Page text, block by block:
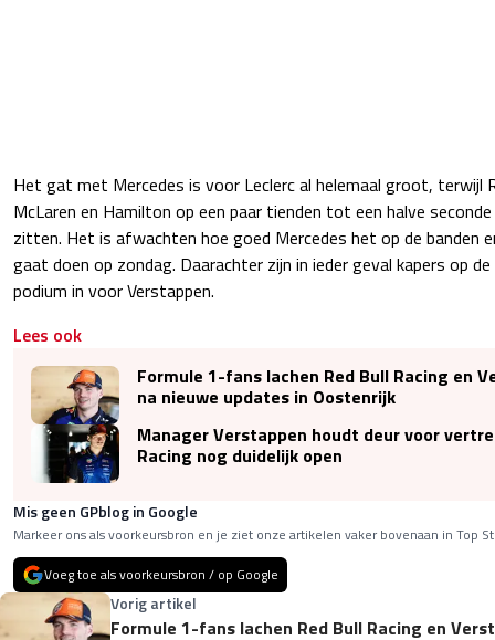
Het gat met Mercedes is voor Leclerc al helemaal groot, terwijl
McLaren en Hamilton op een paar tienden tot een halve
zitten. Het is afwachten hoe goed Mercedes het op de banden
gaat doen op zondag. Daarachter zijn in ieder geval kapers op
podium in voor Verstappen.
Lees ook
Formule 1-fans lachen Red Bull Racing en
na nieuwe updates in Oostenrijk
Manager Verstappen houdt deur voor
Racing nog duidelijk open
Mis geen GPblog in Google
Markeer ons als voorkeursbron en je ziet onze artikelen vaker bovenaan in Top
Voeg toe als voorkeursbron / op Google
Vorig artikel
Formule 1-fans lachen Red Bull Racing en